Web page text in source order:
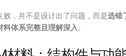
败，并不是设计出了问题，而是选错
料体系完整且理解深入。